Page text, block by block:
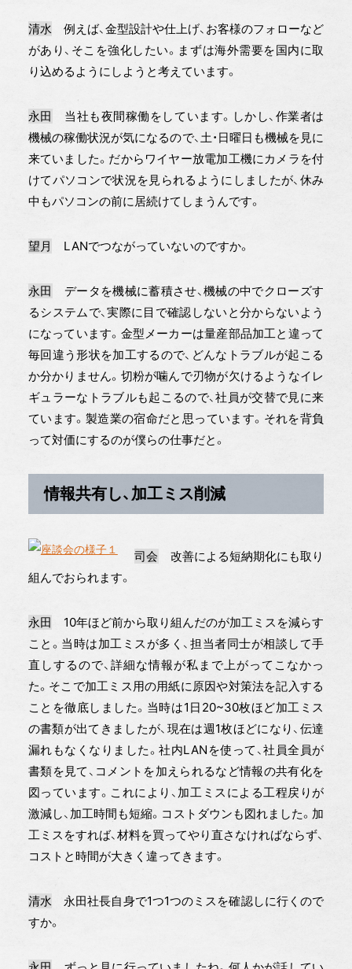
清水例えば、金型設計や仕上げ、お客様のフォローなど
があり、そこを強化したい。まずは海外需要を国内に取
り込めるようにしようと考えています。
永田
当社も夜間稼働をしています。しかし、作業者は
機械の稼働状況が気になるので、土・日曜日も機械を見に
来ていました。だからワイヤー放電加工機にカメラを付
けてパソコンで状況を見られるようにしましたが、休み
中もパソコンの前に居続けてしまうんです。
望月 LANでつながっていないのですか。
永田
データを機械に蓄積させ、機械の中でクローズす
るシステムで、実際に目で確認しないと分からないよう
になっています。金型メーカーは量産部品加工と違って
毎回違う形状を加工するので、どんなトラブルが起こる
か分かりません。切粉が噛んで刃物が欠けるようなイレ
ギュラーなトラブルも起こるので、社員が交替で見に来
ています。製造業の宿命だと思っています。それを背負
って対価にするのが僕らの仕事だと。
情報共有し、加工ミス削減
司会 改善による短納期化にも取り
組んでおられます。
永田 10年ほど前から取り組んだのが加工ミスを減らす
こと。当時は加工ミスが多く、担当者同士が相談して手
直しするので、詳細な情報が私まで上がってこなかっ
た。そこで加工ミス用の用紙に原因や対策法を記入する
ことを徹底しました。当時は1日20~30枚ほど加工ミス
の書類が出てきましたが、現在は週1枚ほどになり、伝達
漏れもなくなりました。社内LANを使って、社員全員が
書類を見て、コメントを加えられるなど情報の共有化を
図っています。これにより、加工ミスによる工程戻りが
激減し、加工時間も短縮。コストダウンも図れました。加
工ミスをすれば、材料を買ってやり直さなければならず、
コストと時間が大きく違ってきます。
清水 永田社長自身で1つ1つのミスを確認しに行くので
すか。